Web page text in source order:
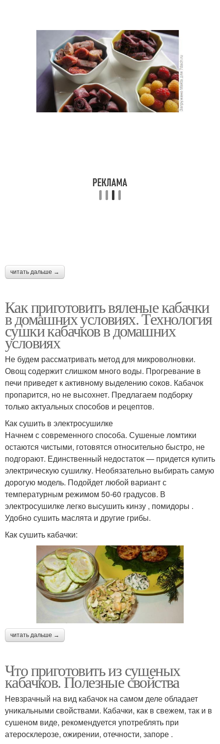
кабачками
читать дальше →
Как приготовить вяленые кабачки
в домашних условиях. Технология
сушки кабачков в домашних
условиях
Не будем рассматривать метод для микроволновки.
Овощ содержит слишком много воды. Прогревание в
печи приведет к активному выделению соков. Кабачок
пропарится, но не высохнет. Предлагаем подборку
только актуальных способов и рецептов.
Как сушить в электросушилке
Начнем с современного способа. Сушеные ломтики
остаются чистыми, готовятся относительно быстро, не
подгорают. Единственный недостаток — придется купить
электрическую сушилку. Необязательно выбирать самую
дорогую модель. Подойдет любой вариант с
температурным режимом 50-60 градусов. В
электросушилке легко высушить кинзу , помидоры .
Удобно сушить маслята и другие грибы.
Как сушить кабачки:
читать дальше →
Что приготовить из сушеных
кабачков. Полезные свойства
Невзрачный на вид кабачок на самом деле обладает
уникальными свойствами. Кабачки, как в свежем, так и в
сушеном виде, рекомендуется употреблять при
атеросклерозе, ожирении, отечности, запоре .